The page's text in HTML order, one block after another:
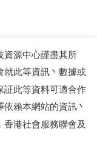
權所有
資源中心謹盡其所
就此等資訊丶數據或
証此等資料可適合作
賴本網站的資訊丶
港社會服務聯會及